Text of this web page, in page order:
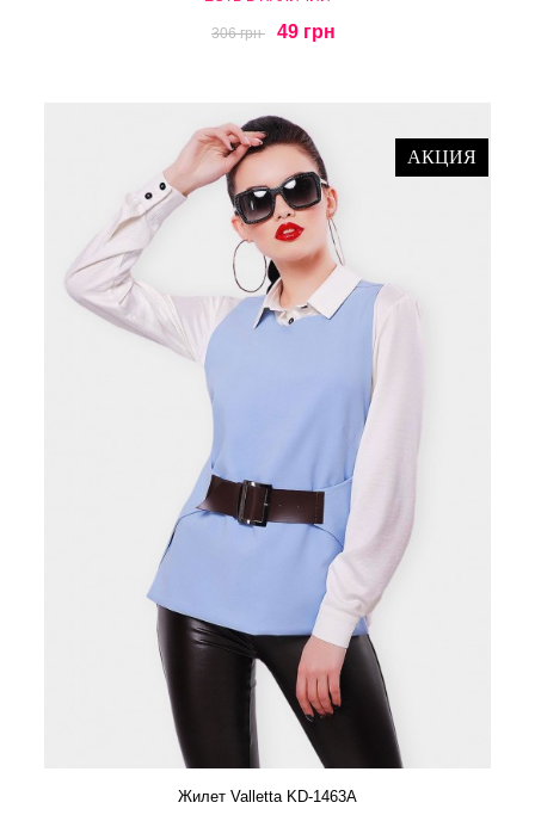
306 грн 49 грн
АКЦИЯ
Жилет Valletta KD-1463A